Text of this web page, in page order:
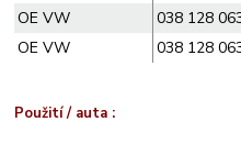
OE VW
038 128
OE VW
038 128
Použití / auta :